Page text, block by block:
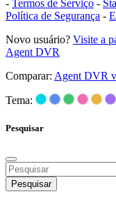
- Termos de Serviço -
Política de Segurança -
Novo usuário? Visite a
Agent DVR
Comparar: Agent DVR
Tema:
Pesquisar
Pesquisar